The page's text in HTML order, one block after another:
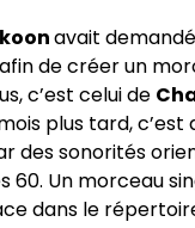
avait
de créer un
c’est celui de
plus tard,
des sonorités
60. Un morceau
dans le